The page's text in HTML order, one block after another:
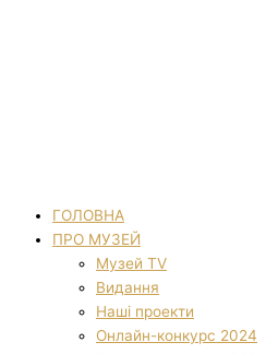
ГОЛОВНА
ПРО МУЗЕЙ
Музей TV
Видання
Наші проекти
Онлайн-конкурс 2024